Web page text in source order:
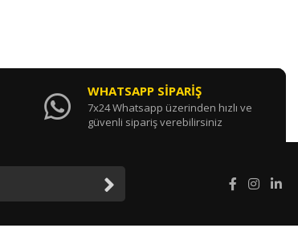
WHATSAPP SİPARİŞ
7x24 Whatsapp üzerinden hızlı ve
güvenli sipariş verebilirsiniz